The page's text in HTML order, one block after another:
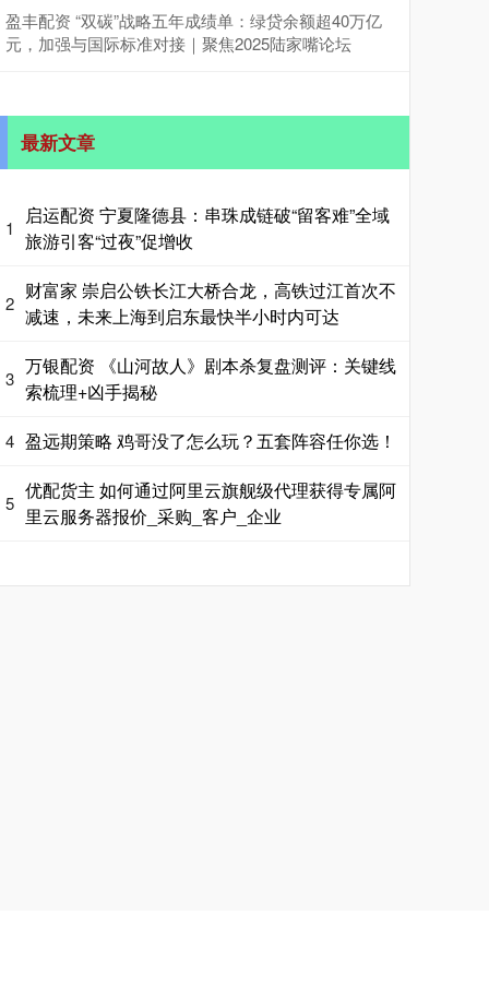
盈丰配资 “双碳”战略五年成绩单：绿贷余额超40万亿
元，加强与国际标准对接｜聚焦2025陆家嘴论坛
最新文章
1
启运配资 宁夏隆德县：串珠成链破“留客难”全域
旅游引客“过夜”促增收
2
财富家 崇启公铁长江大桥合龙，高铁过江首次不
减速，未来上海到启东最快半小时内可达
3
万银配资 《山河故人》剧本杀复盘测评：关键线
索梳理+凶手揭秘
4 盈远期策略 鸡哥没了怎么玩？五套阵容任你选！
5
优配货主 如何通过阿里云旗舰级代理获得专属阿
里云服务器报价_采购_客户_企业